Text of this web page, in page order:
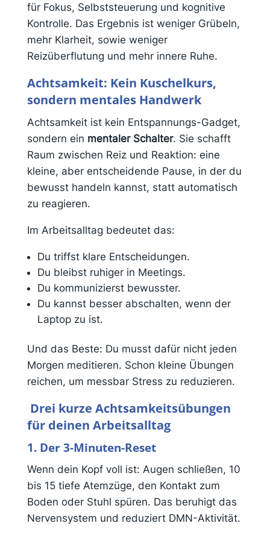
für Fokus, Selbststeuerung und kognitive
Kontrolle. Das Ergebnis ist weniger Grübeln,
mehr Klarheit, sowie weniger
Reizüberflutung und mehr innere Ruhe.
Achtsamkeit: Kein Kuschelkurs,
sondern mentales Handwerk
Achtsamkeit ist kein Entspannungs-Gadget,
sondern ein mentaler Schalter. Sie schafft
Raum zwischen Reiz und Reaktion: eine
kleine, aber entscheidende Pause, in der du
bewusst handeln kannst, statt automatisch
zu reagieren.
Im Arbeitsalltag bedeutet das:
Du triffst klare Entscheidungen.
Du bleibst ruhiger in Meetings.
Du kommunizierst bewusster.
Du kannst besser abschalten, wenn der
Laptop zu ist.
Und das Beste: Du musst dafür nicht jeden
Morgen meditieren. Schon kleine Übungen
reichen, um messbar Stress zu reduzieren.
Drei kurze Achtsamkeitsübungen
für deinen Arbeitsalltag
1. Der 3-Minuten-Reset
Wenn dein Kopf voll ist: Augen schließen, 10
bis 15 tiefe Atemzüge, den Kontakt zum
Boden oder Stuhl spüren. Das beruhigt das
Nervensystem und reduziert DMN-Aktivität.